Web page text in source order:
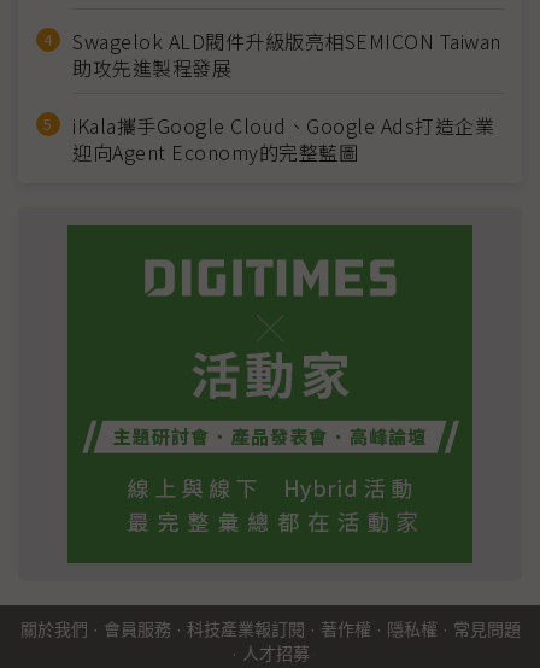
Swagelok ALD閥件升級版亮相SEMICON Taiwan
助攻先進製程發展
iKala攜手Google Cloud、Google Ads打造企業
迎向Agent Economy的完整藍圖
關於我們 · 會員服務 · 科技產業報訂閱 · 著作權 · 隱私權 · 常見問題
· 人才招募